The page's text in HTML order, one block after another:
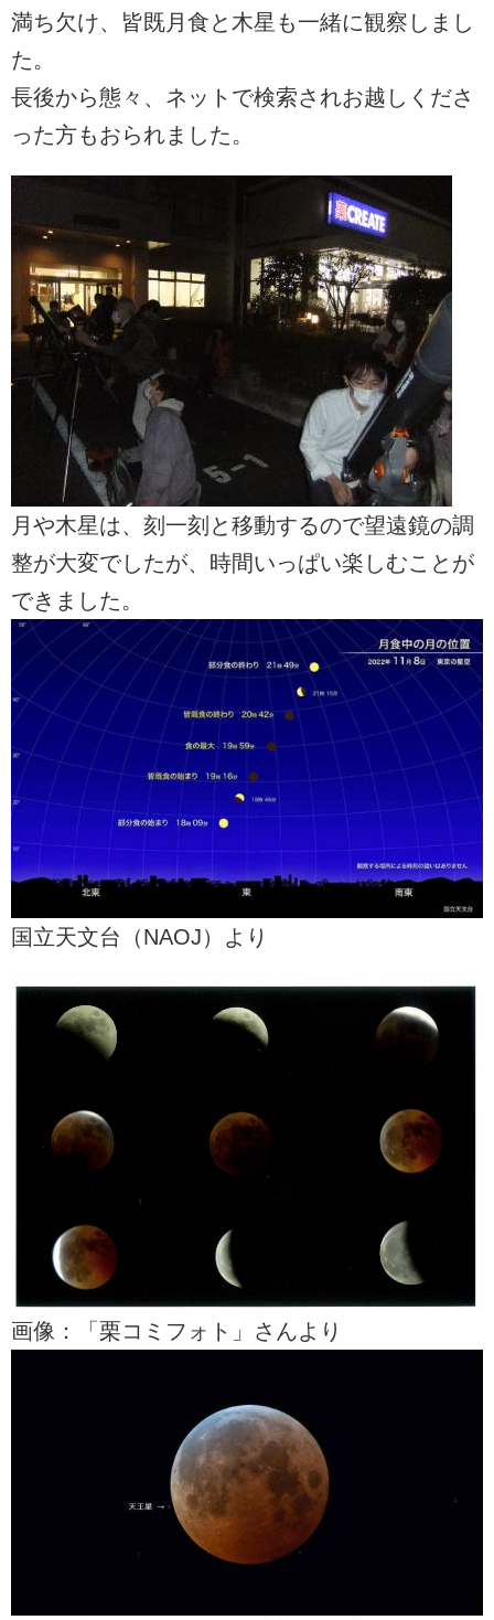
満ち欠け、皆既月食と木星も一緒に観察しまし
た。
長後から態々、ネットで検索されお越しくださ
った方もおられました。
月や木星は、刻一刻と移動するので望遠鏡の調
整が大変でしたが、時間いっぱい楽しむことが
できました。
国立天文台（NAOJ）より
画像：「栗コミフォト」さんより